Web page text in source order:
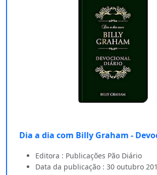
Dia a dia com Billy Graham -
Editora : Publicações Pão Diário
Data da publicação : 30 outubro